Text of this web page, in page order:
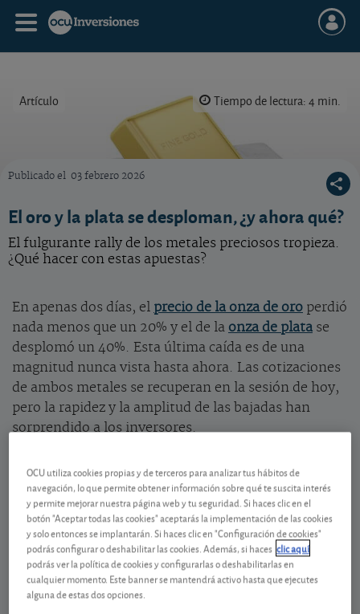
Artículo Tiempo de lectura: 4 min.
Publicado el 03 febrero 2026
El oro y la plata se desploman, ¿y ahora qué?
El fulgurante rally de los metales preciosos tropieza.
¿Qué hacer con estas apuestas?
En apenas dos días, el precio de la onza de oro perdió
nada menos que un 20% y el de la onza de plata se
desplomó un 40%. Esta última caída es de una
magnitud nunca vista hasta ahora. Las cotizaciones
de ambos metales se recuperan en la sesión de hoy,
pero la rapidez y la amplitud de las bajadas han
sorprendido a los inversores.
¿Por qué se producen estas caídas?
Las bajadas del precio del oro y de la plata están
directamente relacionadas con la nominación de
Kevin Warsh como próximo presidente del banco
central estadounidense. Frente al temor a un
candidato totalmente alineado con la agenda de
recortes de tipos y debilitamiento del dólar de
OCU utiliza cookies propias y de terceros para analizar tus hábitos de
navegación, lo que permite obtener información sobre qué te suscita interés
y permite mejorar nuestra página web y tu seguridad. Si haces clic en el
botón "Aceptar todas las cookies" aceptarás la implementación de las cookies
y solo entonces se implantarán. Si haces clic en "Configuración de cookies"
podrás configurar o deshabilitar las cookies. Además, si haces clic aquí
podrás ver la política de cookies y configurarlas o deshabilitarlas en
cualquier momento. Este banner se mantendrá activo hasta que ejecutes
alguna de estas dos opciones.